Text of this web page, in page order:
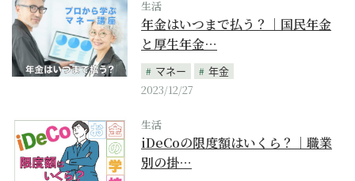
生活
年金はいつまで払う？｜国民年金
と厚生年金…
マネー
年金
2023/12/27
生活
iDeCoの限度額はいくら？｜職業
別の掛…